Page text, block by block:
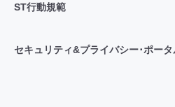
ST行動規範
セキュリティ&プライバシー･ポータ